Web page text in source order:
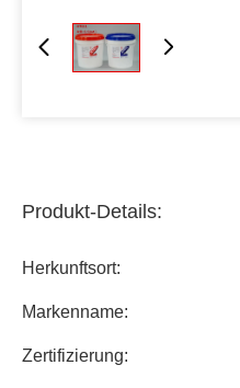
Produkt-Details:
Herkunftsort:
Markenname:
Zertifizierung: